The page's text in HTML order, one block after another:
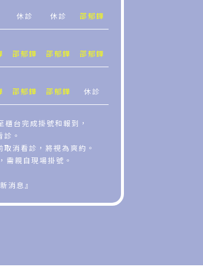
休診 休診 邵郁鏵
邵郁鏵 邵郁鏵 邵郁鏵
邵郁鏵 邵郁鏵 休診
台完成掛號和報到，
。
消看診，將視為爽約。
需親自現場掛號。
消息』